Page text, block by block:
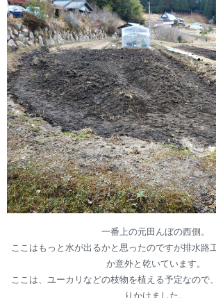
一番上の元田んぼの西側。
ここはもっと水が出るかと思ったのですが排水路
か意外と乾いています。
ここは、ユーカリなどの枝物を植える予定なので
りかけました。